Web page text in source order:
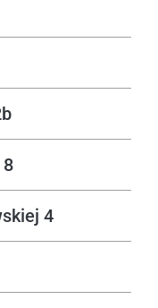
8
4